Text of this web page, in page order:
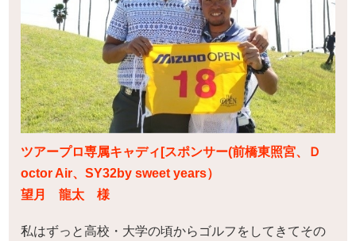
ツアープロ専属キャディ[スポンサー(前橋東照宮、Ｄ
octor Air、SY32by sweet years）
望月 龍太 様
私はずっと高校・大学の頃からゴルフをしてきてその